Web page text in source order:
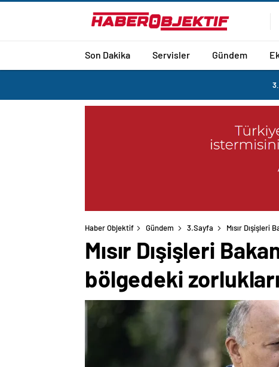
Son Dakika Servisler Gündem
Haber Objektif Gündem 3.Sayfa Mısır
Mısır Dışişleri
bölgedeki